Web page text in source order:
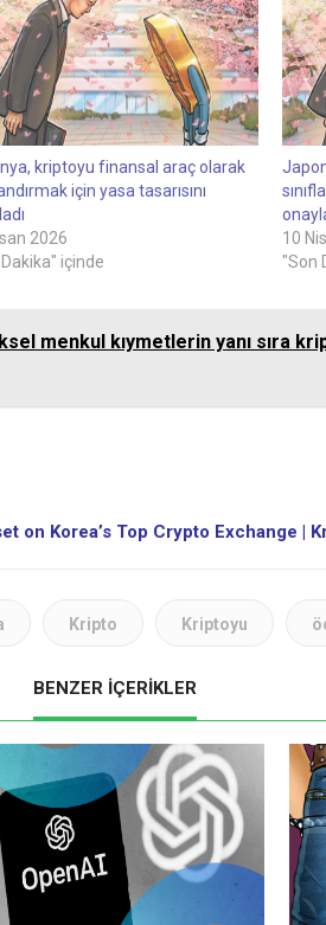
kriptoyu finansal araç olarak
için yasa tasarısını
2026
içinde
10
"Son
menkul kıymetlerin yanı sıra
on Korea’s Top Crypto Exchange |
Kripto Kriptoyu
BENZER İÇERİKLER